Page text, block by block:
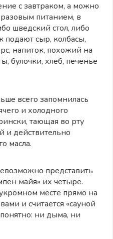
с завтраком, а можно
питанием, в
шведский стол, либо
подают сыр, колбасы,
напиток, похожий на
булочки, хлеб, печенье
всего запомнилась
и холодного
тающая во рту
и действительно
масла.
представить
майя» их четыре.
месте прямо на
и считается «сауной
ни дыма, ни